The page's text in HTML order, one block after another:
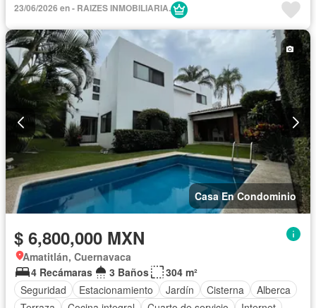
23/06/2026 en - RAIZES INMOBILIARIA.
Casa En Condominio
$ 6,800,000 MXN
Amatitlán, Cuernavaca
4 Recámaras
3 Baños
304 m²
Seguridad
Estacionamiento Jardín Cisterna
Alberca